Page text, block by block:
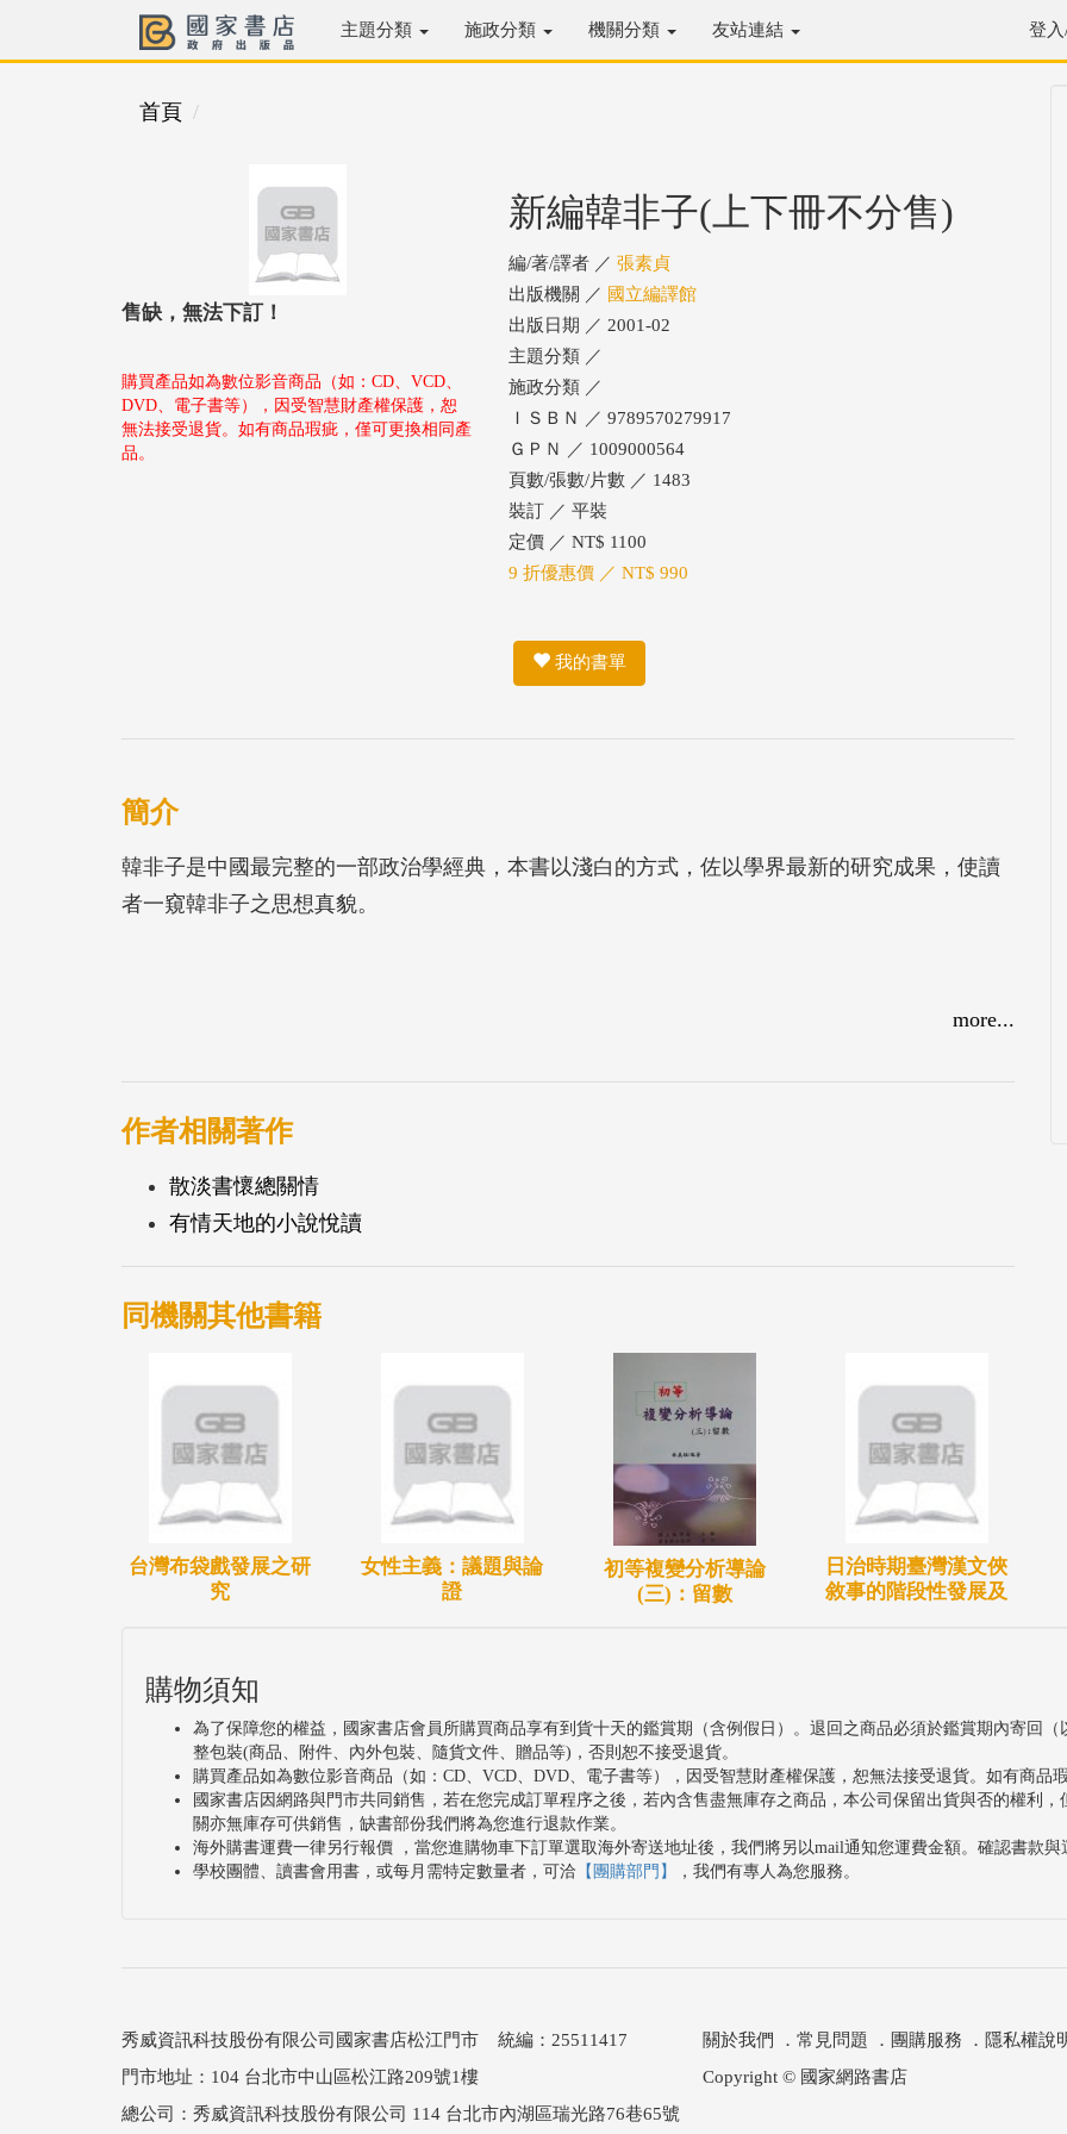
主題分類 施政分類 機關分類 友站連結 登
首頁
售缺，無法下訂！
購買產品如為數位影音商品（如：CD、VCD、
DVD、電子書等），因受智慧財產權保護，恕
無法接受退貨。如有商品瑕疵，僅可更換相同產
品。
新編韓非子(上下冊不分售)
編/著/譯者 ／ 張素貞
出版機關 ／ 國立編譯館
出版日期 ／ 2001-02
主題分類 ／
施政分類 ／
ＩＳＢＮ ／ 9789570279917
ＧＰＮ ／ 1009000564
頁數/張數/片數 ／ 1483
裝訂 ／ 平裝
定價 ／ NT$ 1100
9 折優惠價 ／ NT$ 990
我的書單
簡介
韓非子是中國最完整的一部政治學經典，本書以淺白的方式，佐以學界最新的研究成果，使讀
者一窺韓非子之思想真貌。
more...
作者相關著作
散淡書懷總關情
有情天地的小說悅讀
同機關其他書籍
台灣布袋戲發展之研
究
女性主義：議題與論
證
初等複變分析導論
(三)：留數
日治時期臺灣漢文俠
敘事的階段性發展及
購物須知
為了保障您的權益，國家書店會員所購買商品享有到貨十天的鑑賞期（含例假日）。退回之商品必須於鑑賞期內寄回
整包裝(商品、附件、內外包裝、隨貨文件、贈品等)，否則恕不接受退貨。
購買產品如為數位影音商品（如：CD、VCD、DVD、電子書等），因受智慧財產權保護，恕無法接受退貨。如有商品
國家書店因網路與門市共同銷售，若在您完成訂單程序之後，若內含售盡無庫存之商品，本公司保留出貨與否的權利
關亦無庫存可供銷售，缺書部份我們將為您進行退款作業。
海外購書運費一律另行報價 ，當您進購物車下訂單選取海外寄送地址後，我們將另以mail通知您運費金額。確認書款
學校團體、讀書會用書，或每月需特定數量者，可洽 【團購部門】 ，我們有專人為您服務。
秀威資訊科技股份有限公司國家書店松江門市 統編：25511417
門市地址：104 台北市中山區松江路209號1樓
關於我們 ． 常見問題 ． 團購服務 ． 隱私權說
Copyright © 國家網路書店
總公司：秀威資訊科技股份有限公司 114 台北市內湖區瑞光路76巷65號